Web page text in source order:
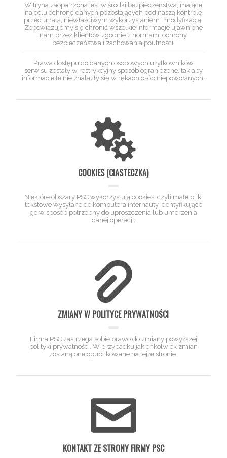
Witryna zaopatrzona jest w środki bezpieczeństwa, mające
na celu ochronę danych pozostających pod naszą kontrolę
przed utratą, niewłaściwym wykorzystaniem i modyfikacją.
Zobowiązujemy się chronić wszelkie informacje ujawnione
nam przez klientów zgodnie z normami ochrony
bezpieczeństwa i zachowania poufności.
Prawa dostępu do danych osobowych użytkowników
serwisu zostały w restrykcyjny sposób ograniczone, tak aby
informacje te nie znalazły się w rękach osób niepowołanych.
COOKIES (CIASTECZKA)
Niektóre obszary PSC wykorzystują cookies, czyli małe pliki
tekstowe wysyłane do komputera internauty identyfikujące
go w sposób potrzebny do uproszczenia lub umorzenia
danej operacji.
ZMIANY W POLITYCE PRYWATNOŚCI
Firma PSC zastrzega sobie prawo do zmiany powyższej
polityki prywatności. W przypadku jakichkolwiek zmian
zostaną one opublikowane na tejże stronie.
KONTAKT ZE STRONY FIRMY PSC